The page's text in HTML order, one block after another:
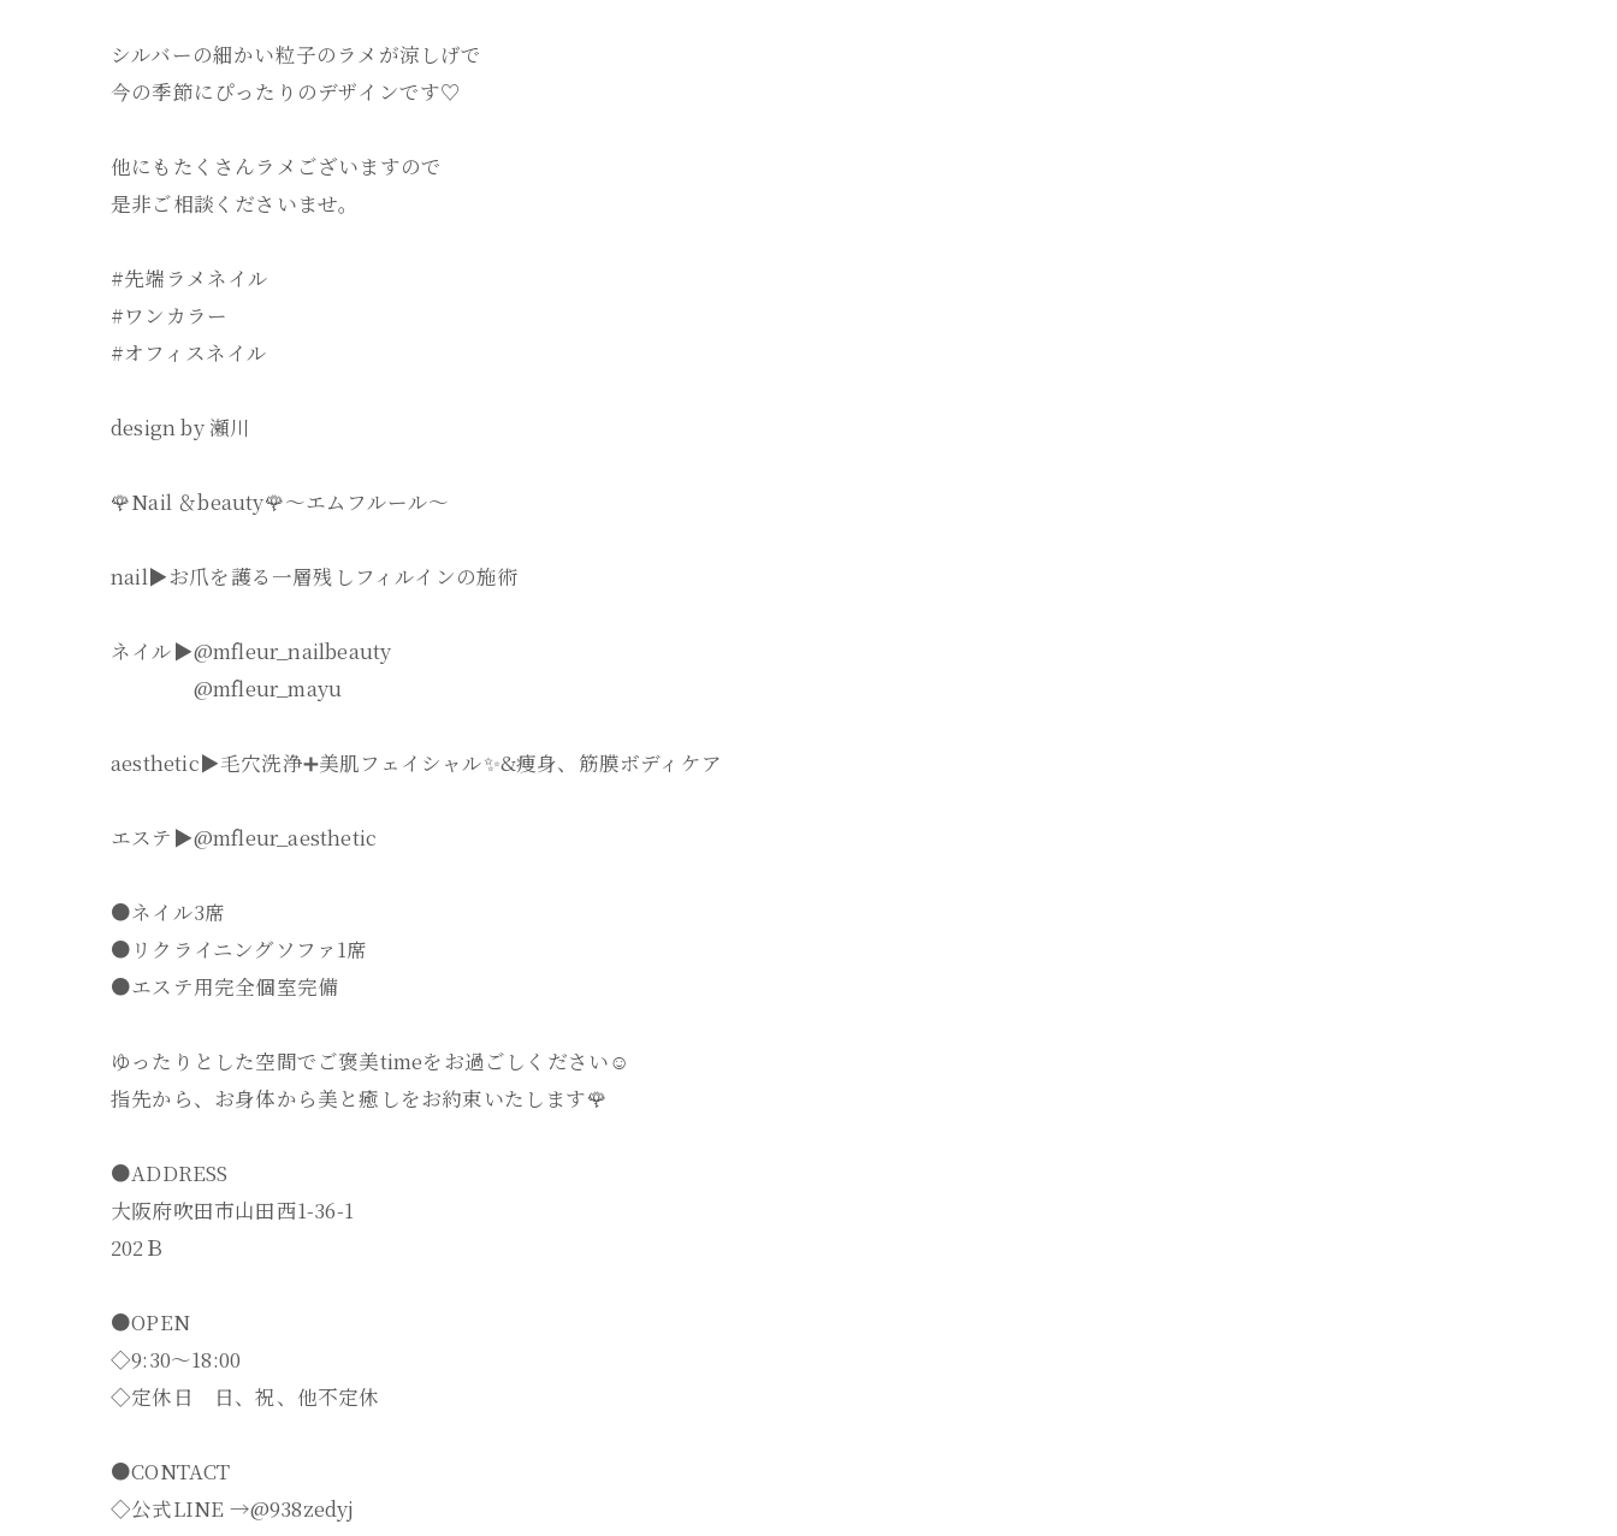
シルバーの細かい粒子のラメが涼しげで
今の季節にぴったりのデザインです♡
他にもたくさんラメございますので
是非ご相談くださいませ。
#先端ラメネイル
#ワンカラー
#オフィスネイル
design by 瀬川
🌹Nail ＆beauty🌹〜エムフルール〜
nail▶︎お爪を護る一層残しフィルインの施術
ネイル▶︎@mfleur_nailbeauty
@mfleur_mayu
aesthetic▶︎毛穴洗浄➕美肌フェイシャル✨&痩身、筋膜ボディケア
エステ▶︎@mfleur_aesthetic
●ネイル3席
●リクライニングソファ1席
●エステ用完全個室完備
ゆったりとした空間でご褒美timeをお過ごしください☺️
指先から、お身体から美と癒しをお約束いたします🌹
●ADDRESS
大阪府吹田市山田西1-36-1
202Ｂ
●OPEN
◇9:30～18:00
◇定休日 日、祝、他不定休
●CONTACT
◇公式LINE →@938zedyj